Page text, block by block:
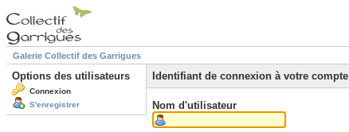
Galerie Collectif des Garrigues
Options des utilisateurs
Connexion
S'enregistrer
Identifiant de connexion à votre compte
Nom d'utilisateur